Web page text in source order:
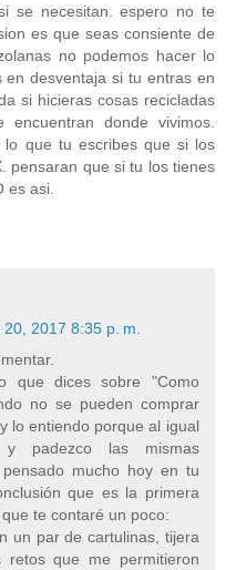
se necesitan. espero no te
es que seas consiente de
no podemos hacer lo
desventaja si tu entras en
si hicieras cosas recicladas
donde vivimos.
que tu escribes que si los
pensaran que si tu los tienes
es asi.
2017 8:35 p. m.
que dices sobre "Como
no se pueden comprar
lo entiendo porque al igual
padezco las mismas
mucho hoy en tu
que es la primera
te contaré un poco:
un par de cartulinas, tijera
que me permitieron